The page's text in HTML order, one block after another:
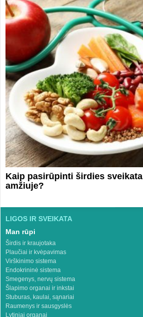
Kaip pasirūpinti širdies
amžiuje?
LIGOS IR SVEIKATA
Man rūpi
Širdis ir kraujotaka
Plaučiai ir kvėpavimas
Virškinimo sistema
Endokrininė sistema
Smegenys, nervų sistema
Šlapimo organai ir inkstai
Stuburas, kaulai, sąnariai
Raumenys ir sausgyslės
Lytiniai organai